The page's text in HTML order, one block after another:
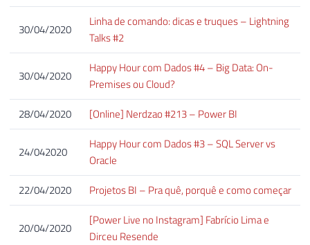
30/04/2020
Linha de comando: dicas e truques – Lightning
Talks #2
30/04/2020
Happy Hour com Dados #4 – Big Data: On-
Premises ou Cloud?
28/04/2020
[Online] Nerdzao #213 – Power BI
24/042020
Happy Hour com Dados #3 – SQL Server vs
Oracle
22/04/2020
Projetos BI – Pra quê, porquê e como começar
20/04/2020
[Power Live no Instagram] Fabrício Lima e
Dirceu Resende